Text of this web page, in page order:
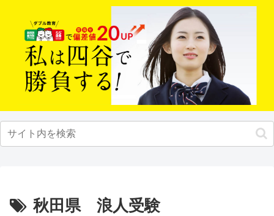
秋田県 浪人受験